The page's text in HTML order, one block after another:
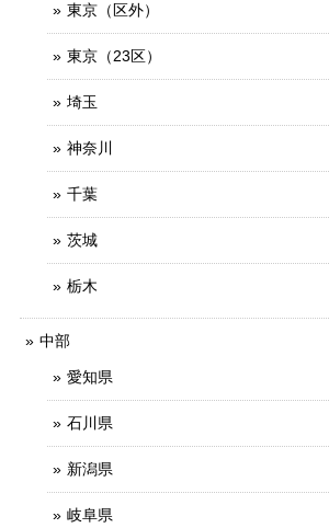
東京（区外）
東京（23区）
埼玉
神奈川
千葉
茨城
栃木
中部
愛知県
石川県
新潟県
岐阜県